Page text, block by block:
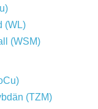
(WL)
(WSM)
(TZM)